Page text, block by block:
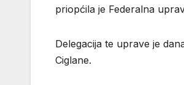
priopćila je Federalna
Delegacija te uprave je
Ciglane.